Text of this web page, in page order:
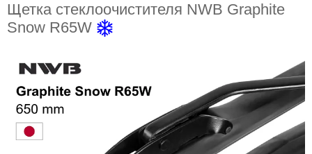
Щетка стеклоочистителя NWB Graphite
Snow R65W